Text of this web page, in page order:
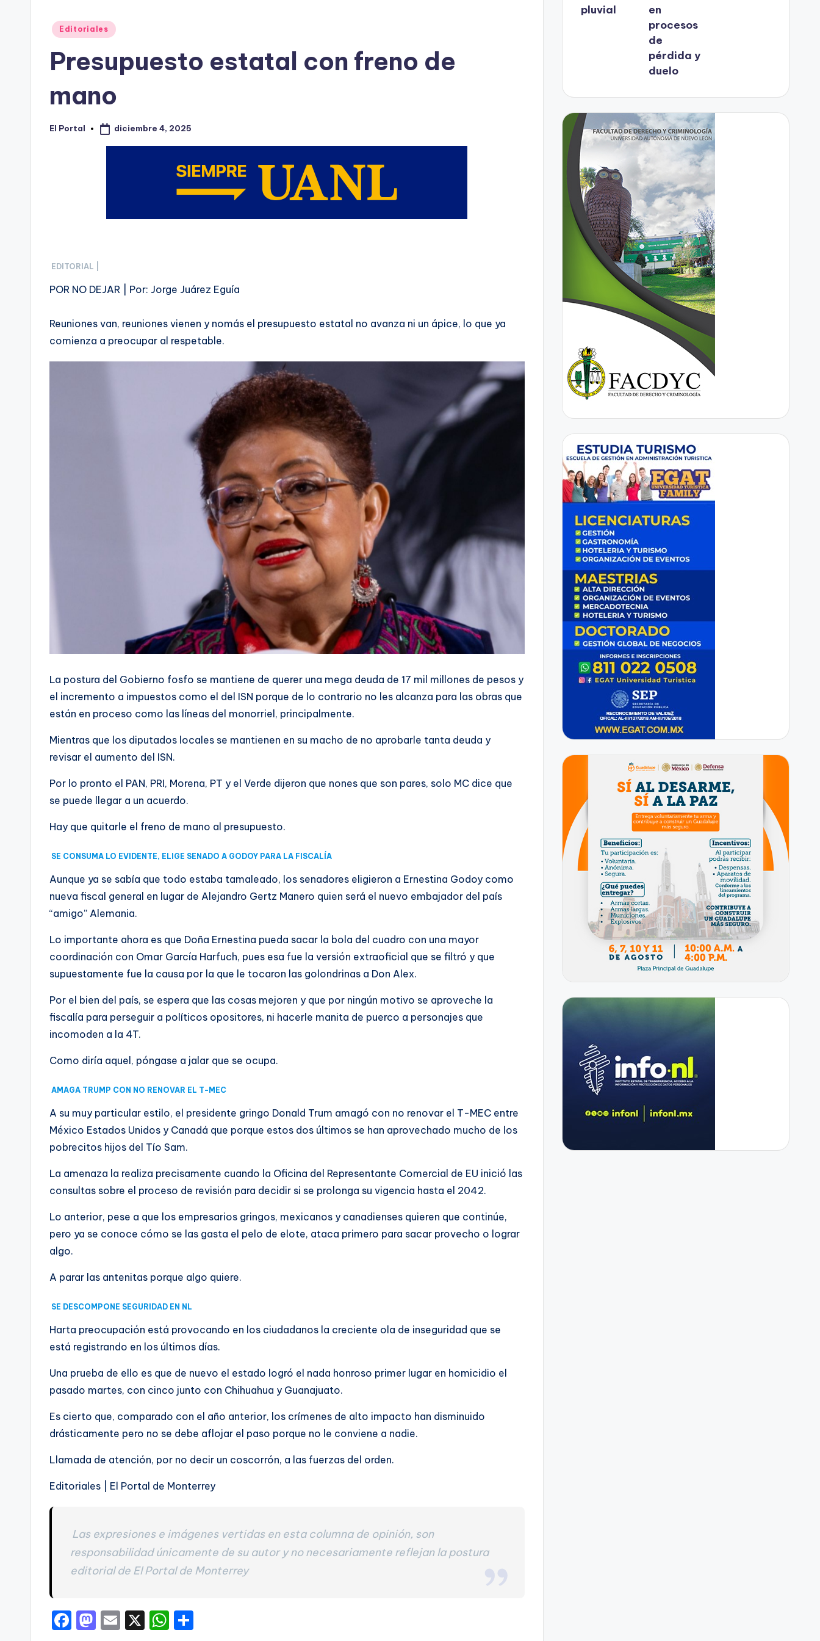
Publicado
Editoriales
Presupuesto estatal con freno de
mano
Publicado
El Portal diciembre 4, 2025
EDITORIAL |
POR NO DEJAR | Por: Jorge Juárez Eguía
Reuniones van, reuniones vienen y nomás el presupuesto estatal no avanza ni un ápice, lo que ya
comienza a preocupar al respetable.
La postura del Gobierno fosfo se mantiene de querer una mega deuda de 17 mil millones de pesos y
el incremento a impuestos como el del ISN porque de lo contrario no les alcanza para las obras que
están en proceso como las líneas del monorriel, principalmente.
Mientras que los diputados locales se mantienen en su macho de no aprobarle tanta deuda y
revisar el aumento del ISN.
Por lo pronto el PAN, PRI, Morena, PT y el Verde dijeron que nones que son pares, solo MC dice que
se puede llegar a un acuerdo.
Hay que quitarle el freno de mano al presupuesto.
SE CONSUMA LO EVIDENTE, ELIGE SENADO A GODOY PARA LA FISCALÍA
Aunque ya se sabía que todo estaba tamaleado, los senadores eligieron a Ernestina Godoy como
nueva fiscal general en lugar de Alejandro Gertz Manero quien será el nuevo embajador del país
“amigo” Alemania.
Lo importante ahora es que Doña Ernestina pueda sacar la bola del cuadro con una mayor
coordinación con Omar García Harfuch, pues esa fue la versión extraoficial que se filtró y que
supuestamente fue la causa por la que le tocaron las golondrinas a Don Alex.
Por el bien del país, se espera que las cosas mejoren y que por ningún motivo se aproveche la
fiscalía para perseguir a políticos opositores, ni hacerle manita de puerco a personajes que
incomoden a la 4T.
Como diría aquel, póngase a jalar que se ocupa.
AMAGA TRUMP CON NO RENOVAR EL T-MEC
A su muy particular estilo, el presidente gringo Donald Trum amagó con no renovar el T-MEC entre
México Estados Unidos y Canadá que porque estos dos últimos se han aprovechado mucho de los
pobrecitos hijos del Tío Sam.
La amenaza la realiza precisamente cuando la Oficina del Representante Comercial de EU inició las
consultas sobre el proceso de revisión para decidir si se prolonga su vigencia hasta el 2042.
Lo anterior, pese a que los empresarios gringos, mexicanos y canadienses quieren que continúe,
pero ya se conoce cómo se las gasta el pelo de elote, ataca primero para sacar provecho o lograr
algo.
A parar las antenitas porque algo quiere.
SE DESCOMPONE SEGURIDAD EN NL
Harta preocupación está provocando en los ciudadanos la creciente ola de inseguridad que se
está registrando en los últimos días.
Una prueba de ello es que de nuevo el estado logró el nada honroso primer lugar en homicidio el
pasado martes, con cinco junto con Chihuahua y Guanajuato.
Es cierto que, comparado con el año anterior, los crímenes de alto impacto han disminuido
drásticamente pero no se debe aflojar el paso porque no le conviene a nadie.
Llamada de atención, por no decir un coscorrón, a las fuerzas del orden.
Editoriales | El Portal de Monterrey
Las expresiones e imágenes vertidas en esta columna de opinión, son
responsabilidad únicamente de su autor y no necesariamente reflejan la postura
editorial de El Portal de Monterrey
F
M E
X
W
pluvial
en
procesos
de
pérdida y
duelo